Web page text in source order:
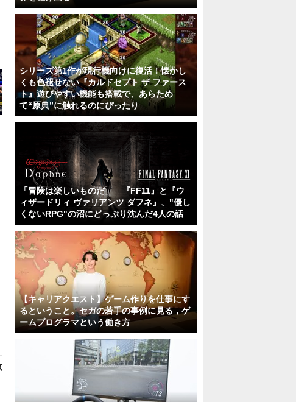
シリーズ第1作が現行機向けに復活！懐かし
くも色褪せない『カルドセプト ザ ファース
ト』遊びやすい機能も搭載で、あらため
て“原典”に触れるのにぴったり
「冒険は楽しいものだ」 ─『FF11』と『ウ
ィザードリィ ヴァリアンツ ダフネ』、"優し
くないRPG"の沼にどっぷり沈んだ4人の話
【キャリアクエスト】ゲーム作りを仕事にす
るということ。セガの若手の事例に見る，ゲ
ームプログラマという働き方